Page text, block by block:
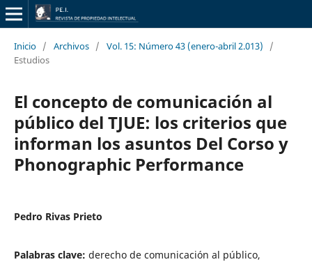
Inicio / Archivos / Vol. 15: Número 43 (enero-abril 2.013)
/
Estudios
El concepto de comunicación al
público del TJUE: los criterios que
informan los asuntos Del Corso y
Phonographic Performance
Pedro Rivas Prieto
Palabras clave: derecho de comunicación al público,